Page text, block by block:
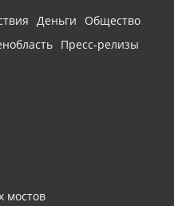
Деньги
Общество
Пресс-релизы
мостов